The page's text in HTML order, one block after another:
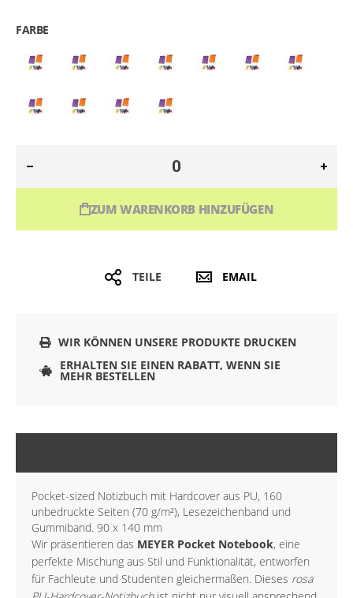
FARBE
ZUM WARENKORB HINZUFÜGEN
TEILE EMAIL
WIR KÖNNEN UNSERE PRODUKTE DRUCKEN
ERHALTEN SIE EINEN RABATT, WENN SIE
MEHR BESTELLEN
Pocket-sized Notizbuch mit Hardcover aus PU, 160
unbedruckte Seiten (70 g/m²), Lesezeichenband und
Gummiband. 90 x 140 mm
Wir präsentieren das MEYER Pocket Notebook, eine
perfekte Mischung aus Stil und Funktionalität, entworfen
für Fachleute und Studenten gleichermaßen. Dieses rosa